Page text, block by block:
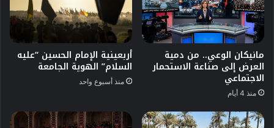
مانيكان الوعي.. من دمية
العرض إلى صناعة الاستحمار
الاجتماعي
منذ 4 أيام
أربعينية الإمام الحسين “عليه
السلام” الهوية الجامعة
منذ أسبوع واحد